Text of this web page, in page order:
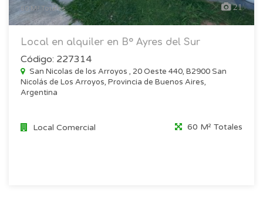
60 M² Totales 21
Local en alquiler en B° Ayres del Sur
Código: 227314
San Nicolas de los Arroyos , 20 Oeste 440, B2900 San
Nicolás de Los Arroyos, Provincia de Buenos Aires,
Argentina
Local Comercial 60 M² Totales